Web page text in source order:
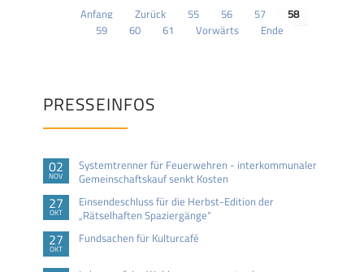
Anfang Zurück 55 56 57
58
59
60 61 Vorwärts Ende
PRESSEINFOS
02
NOV
Systemtrenner für Feuerwehren - interkommunaler
Gemeinschaftskauf senkt Kosten
27
OKT
Einsendeschluss für die Herbst-Edition der
„Rätselhaften Spaziergänge“
27
OKT
Fundsachen für Kulturcafé